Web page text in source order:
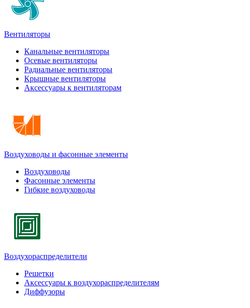
Вентиляторы
Канальные вентиляторы
Осевые вентиляторы
Радиальные вентиляторы
Крышные вентиляторы
Аксессуары к вентиляторам
Воздуховоды и фасонные элементы
Воздуховоды
Фасонные элементы
Гибкие воздуховоды
Воздухораспределители
Решетки
Аксессуары к воздухораспределителям
Диффузоры